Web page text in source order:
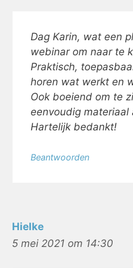
Dag Karin, wat een
webinar om naar te
Praktisch,
horen wat werkt en
Ook boeiend om te
eenvoudig materiaal
Hartelijk bedankt!
Beantwoorden
Hielke
5 mei 2021 om 14:30